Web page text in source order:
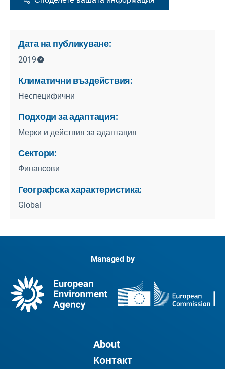
Дата на публикуване:
2019
Климатични въздействия:
Неспецифични
Подходи за адаптация:
Мерки и действия за адаптация
Сектори:
Финансови
Географска характеристика:
Global
Managed by
About
Контакт